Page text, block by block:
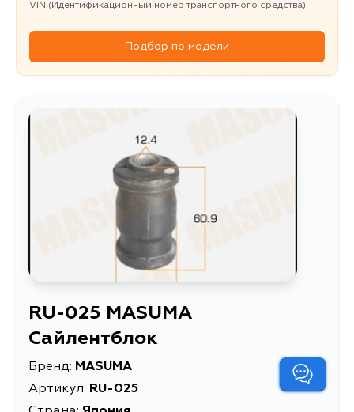
VIN (Идентификационный номер транспортного средства).
Подбор по модели
RU-025 MASUMA
Сайлентблок
Бренд: MASUMA
Артикул: RU-025